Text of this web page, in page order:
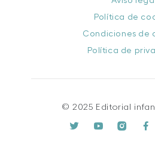
Política de
Condiciones de
Política de
© 2025 Editorial